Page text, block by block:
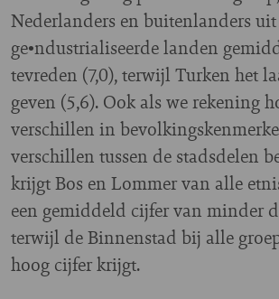
Nederlanders en buitenlanders uit
ge•ndustrialiseerde landen
tevreden (7,0), terwijl Turken het
geven (5,6). Ook als we rekening
verschillen in
verschillen tussen de stadsdelen
krijgt Bos en Lommer van alle
een gemiddeld cijfer van minder
terwijl de Binnenstad bij alle
hoog cijfer krijgt.